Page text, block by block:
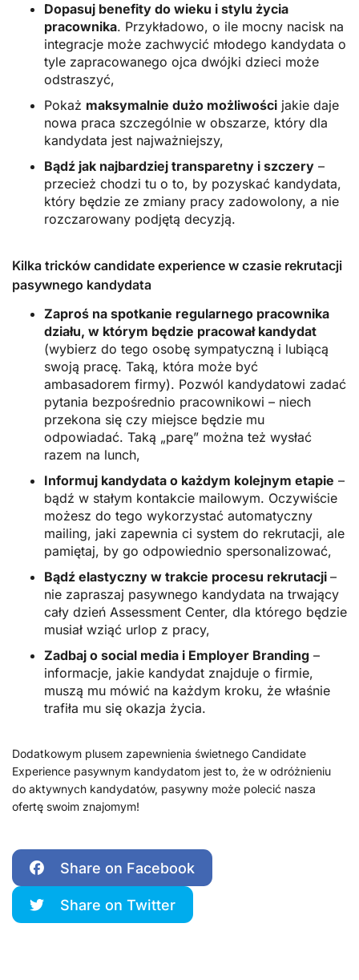
Dopasuj benefity do wieku i stylu życia
pracownika. Przykładowo, o ile mocny nacisk na
integracje może zachwycić młodego kandydata o
tyle zapracowanego ojca dwójki dzieci może
odstraszyć,
Pokaż maksymalnie dużo możliwości jakie daje
nowa praca szczególnie w obszarze, który dla
kandydata jest najważniejszy,
Bądź jak najbardziej transparetny i szczery –
przecież chodzi tu o to, by pozyskać kandydata,
który będzie ze zmiany pracy zadowolony, a nie
rozczarowany podjętą decyzją.
Kilka tricków candidate experience w czasie rekrutacji
pasywnego kandydata
Zaproś na spotkanie regularnego pracownika
działu, w którym będzie pracował kandydat
(wybierz do tego osobę sympatyczną i lubiącą
swoją pracę. Taką, która może być
ambasadorem firmy). Pozwól kandydatowi zadać
pytania bezpośrednio pracownikowi – niech
przekona się czy miejsce będzie mu
odpowiadać. Taką „parę” można też wysłać
razem na lunch,
Informuj kandydata o każdym kolejnym etapie –
bądź w stałym kontakcie mailowym. Oczywiście
możesz do tego wykorzystać automatyczny
mailing, jaki zapewnia ci system do rekrutacji, ale
pamiętaj, by go odpowiednio spersonalizować,
Bądź elastyczny w trakcie procesu rekrutacji –
nie zapraszaj pasywnego kandydata na trwający
cały dzień Assessment Center, dla którego będzie
musiał wziąć urlop z pracy,
Zadbaj o social media i Employer Branding –
informacje, jakie kandydat znajduje o firmie,
muszą mu mówić na każdym kroku, że właśnie
trafiła mu się okazja życia.
Dodatkowym plusem zapewnienia świetnego Candidate
Experience pasywnym kandydatom jest to, że w odróżnieniu
do aktywnych kandydatów, pasywny może polecić nasza
ofertę swoim znajomym!
Share on Facebook
Share on Twitter